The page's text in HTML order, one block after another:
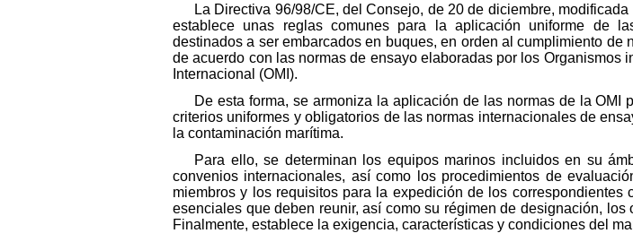
La Directiva 96/98/CE, del Consejo, de 20 de diciembre,
establece unas reglas comunes para la aplicación uniforme de
destinados a ser embarcados en buques, en orden al cumplimiento
de acuerdo con las normas de ensayo elaboradas por los
Internacional (OMI).
De esta forma, se armoniza la aplicación de las normas de la
criterios uniformes y obligatorios de las normas internacionales de
la contaminación marítima.
Para ello, se determinan los equipos marinos incluidos en su
convenios internacionales, así como los procedimientos de
miembros y los requisitos para la expedición de los
esenciales que deben reunir, así como su régimen de designación,
Finalmente, establece la exigencia, características y condiciones del